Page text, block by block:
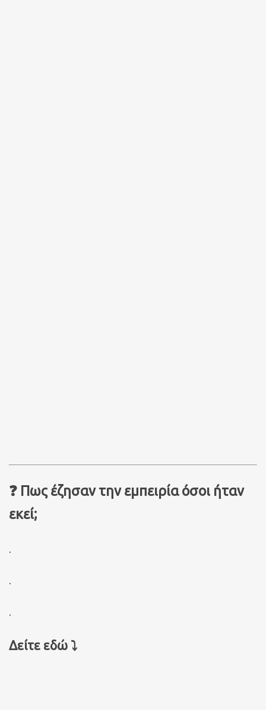
❓ Πως έζησαν την εμπειρία όσοι ήταν
εκεί;
.
.
Δείτε εδώ ⤵️